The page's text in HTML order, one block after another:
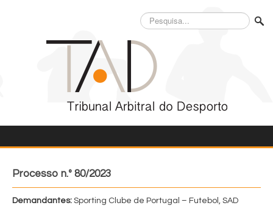
Pesquisa...
Processo n.º 80/2023
Demandantes: Sporting Clube de Portugal – Futebol, SAD